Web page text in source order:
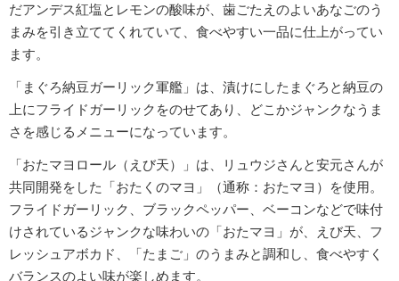
だアンデス紅塩とレモンの酸味が、歯ごたえのよいあなごのう
まみを引き立ててくれていて、食べやすい一品に仕上がってい
ます。
「まぐろ納豆ガーリック軍艦」は、漬けにしたまぐろと納豆の
上にフライドガーリックをのせてあり、どこかジャンクなうま
さを感じるメニューになっています。
「おたマヨロール（えび天）」は、リュウジさんと安元さんが
共同開発をした「おたくのマヨ」（通称：おたマヨ）を使用。
フライドガーリック、ブラックペッパー、ベーコンなどで味付
けされているジャンクな味わいの「おたマヨ」が、えび天、フ
レッシュアボカド、「たまご」のうまみと調和し、食べやすく
バランスのよい味が楽しめます。